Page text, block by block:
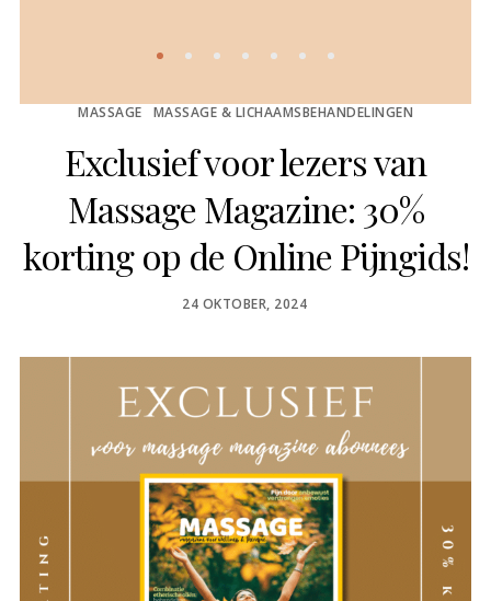
MASSAGE MASSAGE & LICHAAMSBEHANDELINGEN
Exclusief voor lezers van
Massage Magazine: 30%
korting op de Online Pijngids!
POSTED
24 OKTOBER, 2024